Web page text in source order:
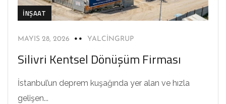
İNŞAAT
MAYIS 28, 2026 YALCINGRUP
Silivri Kentsel Dönüşüm Firması
İstanbul’un deprem kuşağında yer alan ve hızla
gelişen...